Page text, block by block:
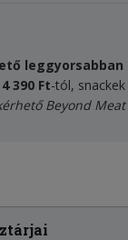
4 390 Ft-tól, snackek
Beyond